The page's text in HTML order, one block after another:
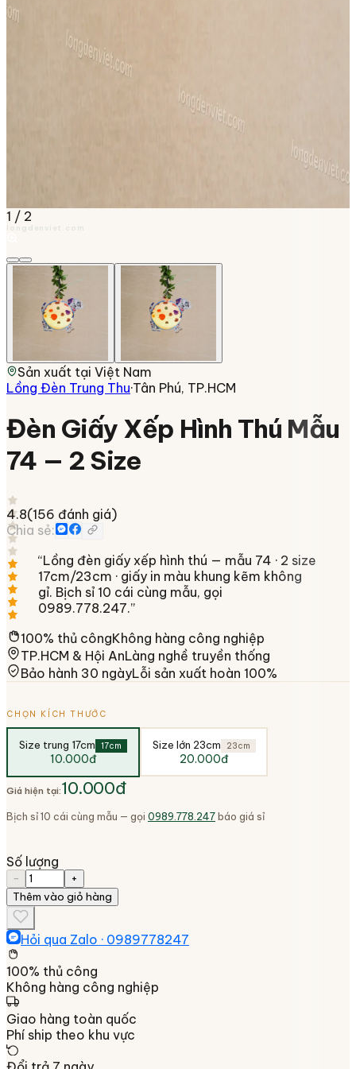
1 / 2
longdenviet.com
Sản xuất tại Việt Nam
Lồng Đèn Trung Thu·Tân Phú, TP.HCM
Đèn Giấy Xếp Hình Thú Mẫu
74 — 2 Size
4.8(156 đánh giá)
Chia sẻ:
“Lồng đèn giấy xếp hình thú — mẫu 74 · 2 size
17cm/23cm · giấy in màu khung kẽm không
gỉ. Bịch sỉ 10 cái cùng mẫu, gọi
0989.778.247.”
100% thủ côngKhông hàng công nghiệp
TP.HCM & Hội AnLàng nghề truyền thống
Bảo hành 30 ngàyLỗi sản xuất hoàn 100%
CHỌN KÍCH THƯỚC
Size trung 17cm 17cm
10.000đ
Size lớn 23cm 23cm
20.000đ
Giá hiện tại:10.000đ
Bịch sỉ 10 cái cùng mẫu — gọi 0989.778.247báo giá sỉ
Số lượng
−
+
Thêm vào giỏ hàng
Hỏi qua Zalo · 0989778247
100% thủ công
Không hàng công nghiệp
Giao hàng toàn quốc
Phí ship theo khu vực